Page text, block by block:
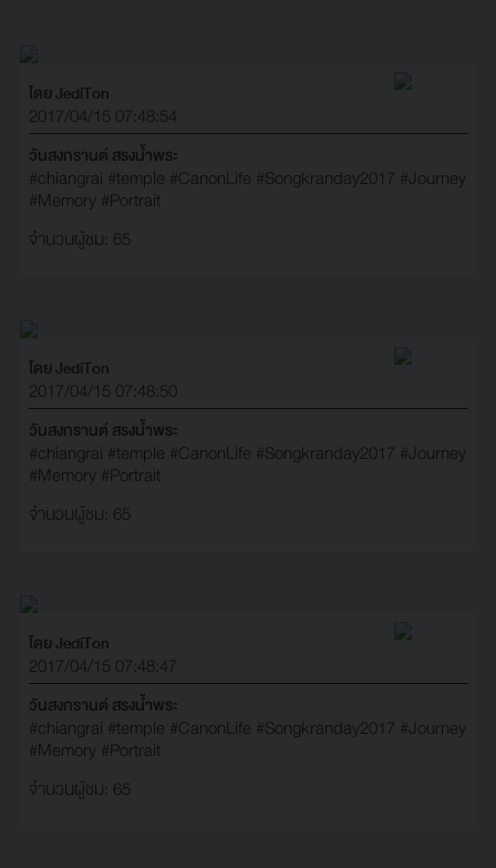
โดย JediTon
2017/04/15 07:48:54
วันสงกรานต์ สรงน้ำพระ
#chiangrai #temple #CanonLife #Songkranday2017 #Journey
#Memory #Portrait
จำนวนผู้ชม: 65
โดย JediTon
2017/04/15 07:48:50
วันสงกรานต์ สรงน้ำพระ
#chiangrai #temple #CanonLife #Songkranday2017 #Journey
#Memory #Portrait
จำนวนผู้ชม: 65
โดย JediTon
2017/04/15 07:48:47
วันสงกรานต์ สรงน้ำพระ
#chiangrai #temple #CanonLife #Songkranday2017 #Journey
#Memory #Portrait
จำนวนผู้ชม: 65